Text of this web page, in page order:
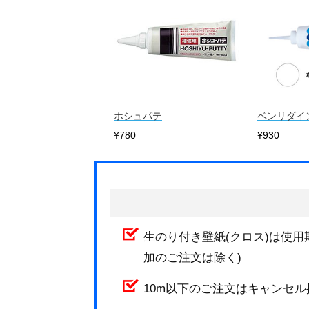
ホシュパテ
¥780
ベンリダイ
¥930
生のり付き壁紙(クロス)は使
加のご注文は除く)
10m以下のご注文はキャンセ